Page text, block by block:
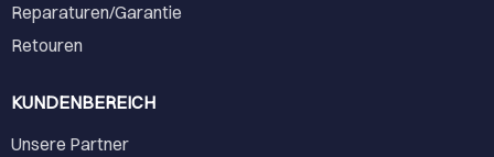
Reparaturen/Garantie
Retouren
KUNDENBEREICH
Unsere Partner